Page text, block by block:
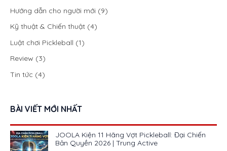
Hướng dẫn cho người mới (9)
Kỹ thuật & Chiến thuật (4)
Luật chơi Pickleball (1)
Review (3)
Tin tức (4)
BÀI VIẾT MỚI NHẤT
JOOLA Kiện 11 Hãng Vợt Pickleball: Đại Chiến
Bản Quyền 2026 | Trung Active